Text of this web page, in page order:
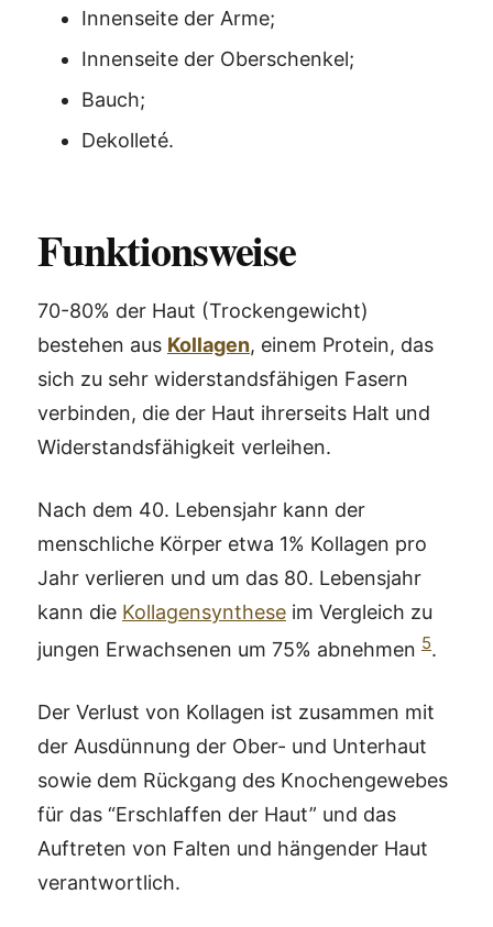
Innenseite der Arme;
Innenseite der Oberschenkel;
Bauch;
Dekolleté.
Funktionsweise
70-80% der Haut (Trockengewicht)
bestehen aus Kollagen, einem Protein, das
sich zu sehr widerstandsfähigen Fasern
verbinden, die der Haut ihrerseits Halt und
Widerstandsfähigkeit verleihen.
Nach dem 40. Lebensjahr kann der
menschliche Körper etwa 1% Kollagen pro
Jahr verlieren und um das 80. Lebensjahr
kann die Kollagensynthese im Vergleich zu
jungen Erwachsenen um 75% abnehmen 5.
Der Verlust von Kollagen ist zusammen mit
der Ausdünnung der Ober- und Unterhaut
sowie dem Rückgang des Knochengewebes
für das “Erschlaffen der Haut” und das
Auftreten von Falten und hängender Haut
verantwortlich.